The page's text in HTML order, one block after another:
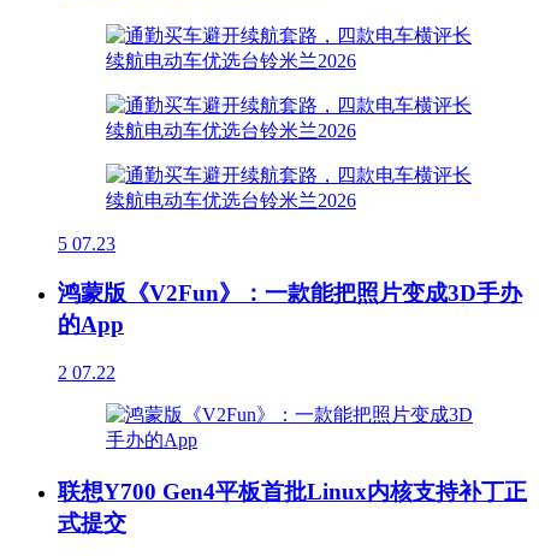
5 07.23
鸿蒙版《V2Fun》：一款能把照片变成3D手办
的App
2 07.22
联想Y700 Gen4平板首批Linux内核支持补丁正
式提交